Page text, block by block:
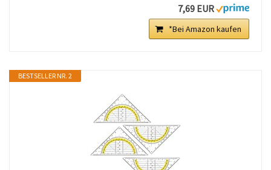
7,69 EUR
*Bei Amazon kaufen
BESTSELLER NR. 2